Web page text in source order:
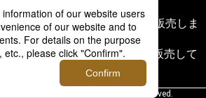
律により禁じられております。
を確認できない場合、酒類を販売しま
類販売業免許通知書に基づき販売して
ズ伊勢丹ネットショップ all rights reserved.